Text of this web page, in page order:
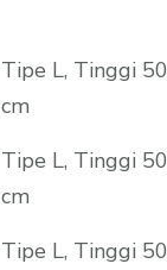
Tipe L, Tinggi 50
cm
Tipe L, Tinggi 50
cm
Tipe L, Tinggi 50